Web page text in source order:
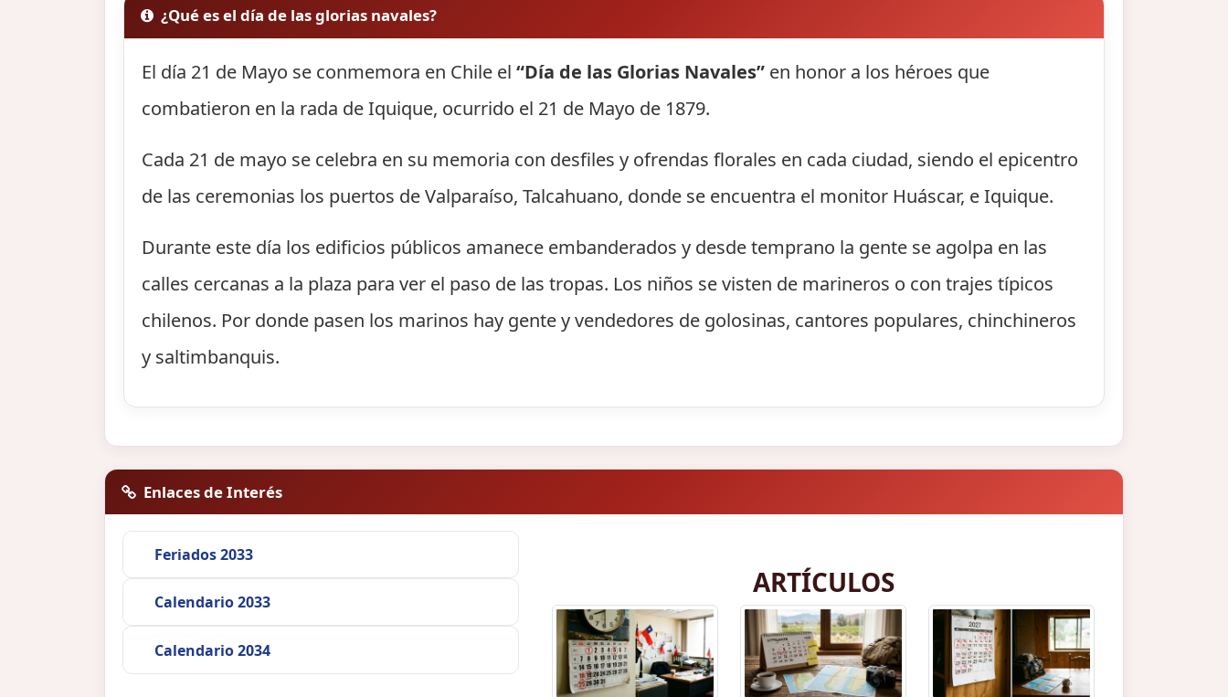
¿Qué es el día de las glorias navales?
El día 21 de Mayo se conmemora en Chile el“Día de las Glorias Navales” en honor a los héroes que
combatieron en la rada de Iquique, ocurrido el 21 de Mayo de 1879.
Cada 21 de mayo se celebra en su memoria con desfiles y ofrendas florales en cada ciudad, siendo el epicentro
de las ceremonias los puertos de Valparaíso, Talcahuano, donde se encuentra el monitor Huáscar, e Iquique.
Durante este día los edificios públicos amanece embanderados y desde temprano la gente se agolpa en las
calles cercanas a la plaza para ver el paso de las tropas. Los niños se visten de marineros o con trajes típicos
chilenos. Por donde pasen los marinos hay gente y vendedores de golosinas, cantores populares, chinchineros
y saltimbanquis.
Enlaces de Interés
Feriados 2033
Calendario 2033
Calendario 2034
ARTÍCULOS